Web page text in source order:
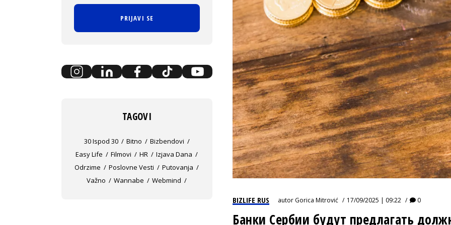
BIZLIFE RUS autor Gorica Mitrović 17/09/2025 | 09:22 0
Банки Сербии будут предлагать
PRIJAVI SE
TAGOVI
30 Ispod 30 Bitno
Bizbendovi
Easy Life
Filmovi HR
Izjava Dana
Odrzime
Poslovne Vesti
Putovanja
Važno
Wannabe Webmind